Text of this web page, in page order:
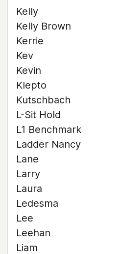
Kelly
Kelly Brown
Kerrie
Kev
Kevin
Klepto
Kutschbach
L-Sit Hold
L1 Benchmark
Ladder Nancy
Lane
Larry
Laura
Ledesma
Lee
Leehan
Liam